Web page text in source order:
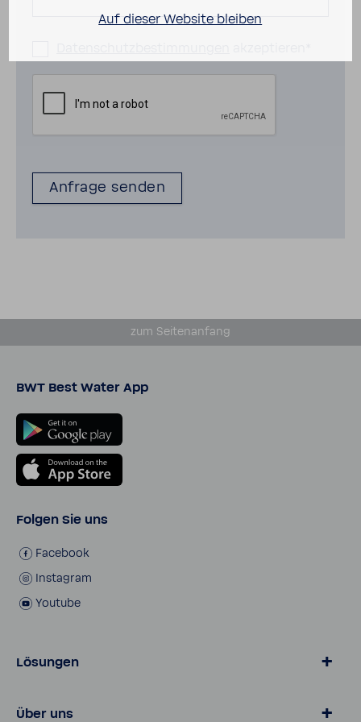
zum Seiten­an­fang
BWT Best Water App
Folgen Sie uns
Face­book
Insta­gram
Youtube
Lösungen
Über uns
Auf dieser Website bleiben